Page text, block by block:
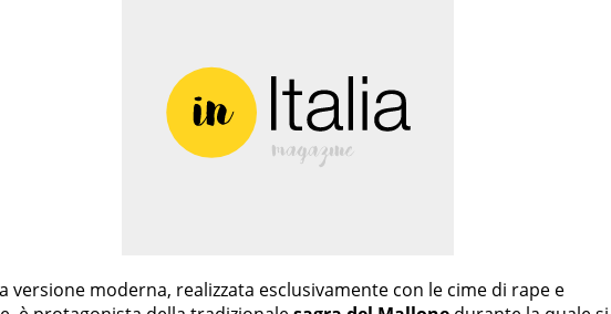
versione moderna, realizzata esclusivamente con le cime di rape e